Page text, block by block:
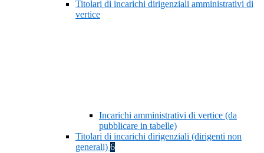
Titolari di incarichi dirigenziali amministrativi di
vertice
Incarichi amministrativi di vertice (da
pubblicare in tabelle)
Titolari di incarichi dirigenziali (dirigenti non
generali) 6